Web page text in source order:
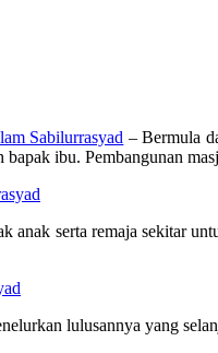
Sabilurrasyad – Bermula
ibu. Pembangunan
anak serta remaja sekitar
lulusannya yang